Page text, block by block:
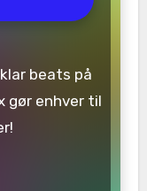
beats på
gør enhver til